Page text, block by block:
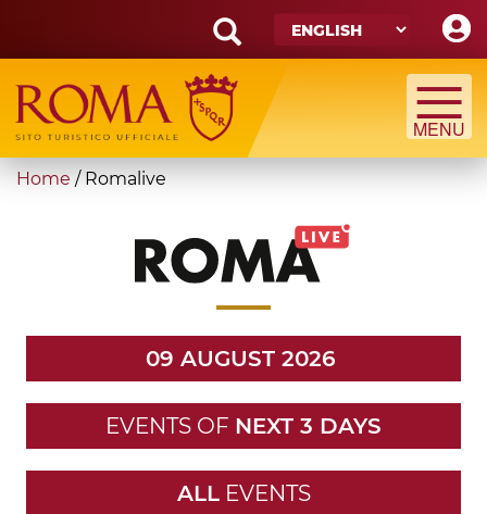
main
content
Search
form
Search
You
Home / Romalive
09 AUGUST 2026
EVENTS OF NEXT 3 DAYS
ALL EVENTS